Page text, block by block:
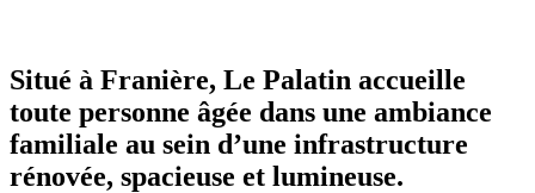
Situé à Franière, Le Palatin accueille
toute personne âgée dans une ambiance
familiale au sein d’une infrastructure
rénovée, spacieuse et lumineuse.